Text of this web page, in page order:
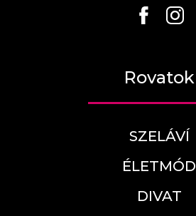
Rovatok
SZELÁVÍ
ÉLETMÓD
DIVAT